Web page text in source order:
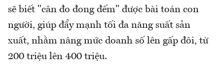
sẽ biết "cân đo đong đếm" được bài toán con
người, giúp đẩy mạnh tối đa năng suất sản
xuất, nhằm nâng mức doanh số lên gấp đôi, từ
200 triệu lên 400 triệu.